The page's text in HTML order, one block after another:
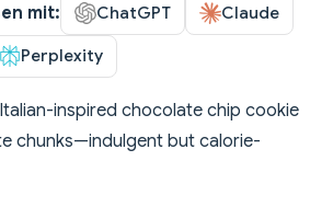
mit: ChatGPT Claude
Perplexity
inspired chocolate chip cookie
chunks—indulgent but calorie-